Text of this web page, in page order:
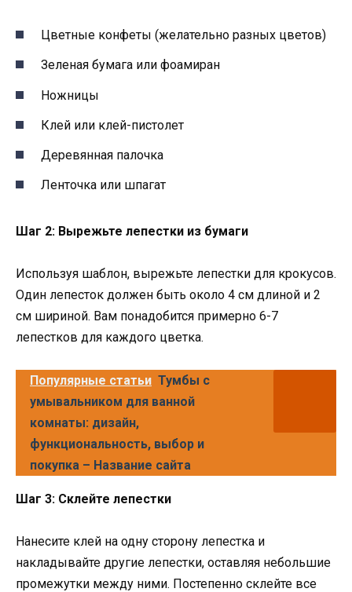
Цветные конфеты (желательно разных цветов)
Зеленая бумага или фоамиран
Ножницы
Клей или клей-пистолет
Деревянная палочка
Ленточка или шпагат
Шаг 2: Вырежьте лепестки из бумаги
Используя шаблон, вырежьте лепестки для крокусов.
Один лепесток должен быть около 4 см длиной и 2
см шириной. Вам понадобится примерно 6-7
лепестков для каждого цветка.
Популярные статьи Тумбы с
умывальником для ванной
комнаты: дизайн,
функциональность, выбор и
покупка – Название сайта
Шаг 3: Склейте лепестки
Нанесите клей на одну сторону лепестка и
накладывайте другие лепестки, оставляя небольшие
промежутки между ними. Постепенно склейте все